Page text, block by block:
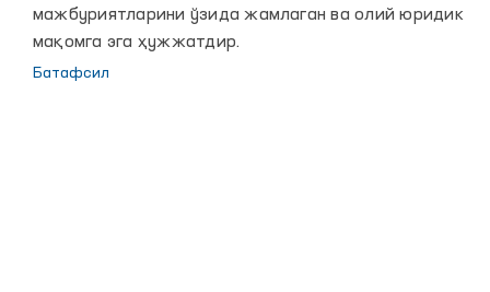
мажбуриятларини ўзида жамлаган ва олий юридик
мақомга эга ҳужжатдир.
Батафсил